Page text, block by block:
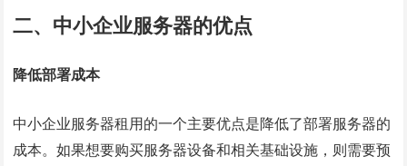
二、中小企业服务器的优点
降低部署成本
中小企业服务器租用的一个主要优点是降低了部署服务器的
成本。如果想要购买服务器设备和相关基础设施，则需要预